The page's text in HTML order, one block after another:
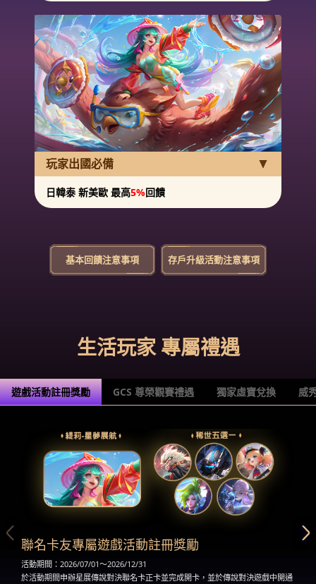
玩家出國必備
日韓泰 新美歐 最高5%回饋
基本回饋注意事項 存戶升級活動注意事項
生活玩家 專屬禮遇
遊戲活動註冊獎勵 GCS 尊榮觀賽禮遇 獨家虛寶兌換 威
聯名卡友專屬遊戲活動註冊獎勵
活動期間：2026/07/01～2026/12/31
於活動期間申辦星展傳說對決聯名卡正卡並完成開卡，並於傳說對決遊戲中開通